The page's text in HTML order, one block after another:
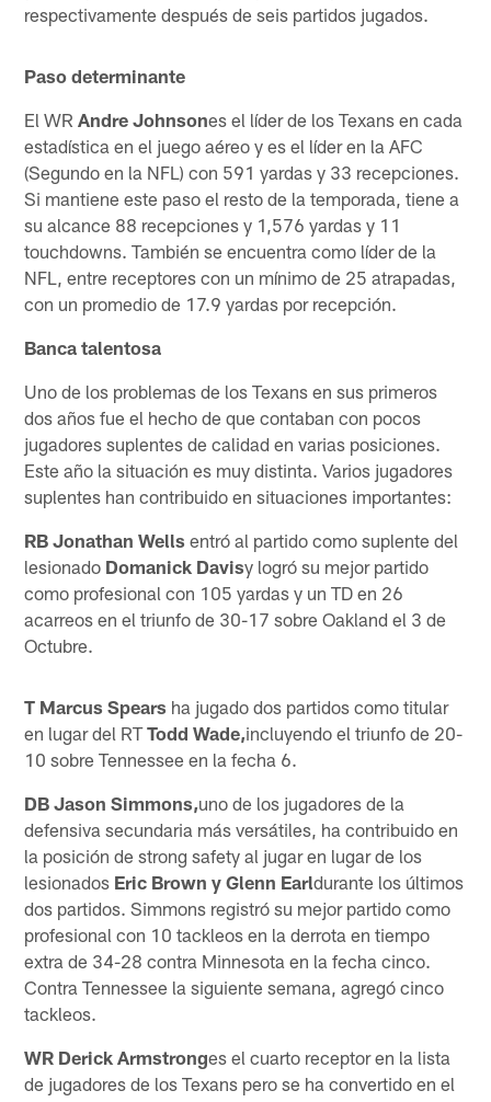
respectivamente después de seis partidos jugados.
Paso determinante
El WRAndre Johnsones el líder de los Texans en cada
estadística en el juego aéreo y es el líder en la AFC
(Segundo en la NFL) con 591 yardas y 33 recepciones.
Si mantiene este paso el resto de la temporada, tiene a
su alcance 88 recepciones y 1,576 yardas y 11
touchdowns. También se encuentra como líder de la
NFL, entre receptores con un mínimo de 25 atrapadas,
con un promedio de 17.9 yardas por recepción.
Banca talentosa
Uno de los problemas de los Texans en sus primeros
dos años fue el hecho de que contaban con pocos
jugadores suplentes de calidad en varias posiciones.
Este año la situación es muy distinta. Varios jugadores
suplentes han contribuido en situaciones importantes:
RB Jonathan Wells entró al partido como suplente del
lesionado Domanick Davisy logró su mejor partido
como profesional con 105 yardas y un TD en 26
acarreos en el triunfo de 30-17 sobre Oakland el 3 de
Octubre.
T Marcus Spears ha jugado dos partidos como titular
en lugar del RTTodd Wade,incluyendo el triunfo de 20-
10 sobre Tennessee en la fecha 6.
DB Jason Simmons,uno de los jugadores de la
defensiva secundaria más versátiles, ha contribuido en
la posición de strong safety al jugar en lugar de los
lesionados Eric Brown y Glenn Earldurante los últimos
dos partidos. Simmons registró su mejor partido como
profesional con 10 tackleos en la derrota en tiempo
extra de 34-28 contra Minnesota en la fecha cinco.
Contra Tennessee la siguiente semana, agregó cinco
tackleos.
WR Derick Armstronges el cuarto receptor en la lista
de jugadores de los Texans pero se ha convertido en el